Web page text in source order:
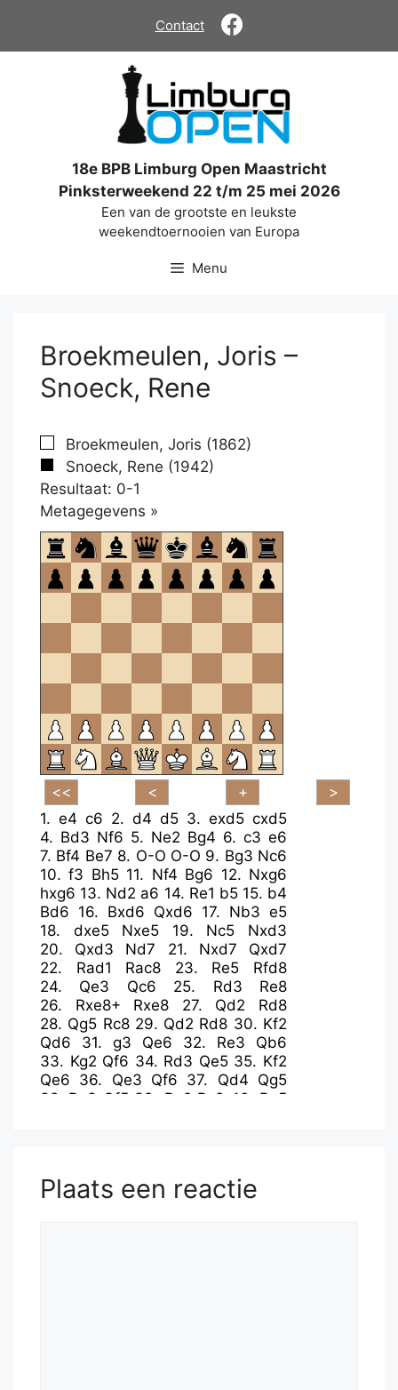
de
Contact
18e BPB Limburg Open Maastricht
Pinksterweekend 22 t/m 25 mei 2026
Een van de grootste en leukste
weekendtoernooien van Europa
Menu
Broekmeulen, Joris –
Snoeck, Rene
Broekmeulen, Joris (1862)
Snoeck, Rene (1942)
Resultaat: 0-1
Metagegevens »
om
te
openen.
1. e4 c6 2. d4 d5 3. exd5 cxd5
4. Bd3 Nf6 5. Ne2 Bg4 6. c3 e6
7. Bf4 Be7 8. O-O O-O 9. Bg3 Nc6
10.f3 Bh5 11. Nf4 Bg6 12. Nxg6
hxg6 13. Nd2 a6 14. Re1 b5 15. b4
Bd6 16. Bxd6 Qxd6 17. Nb3 e5
18. dxe5 Nxe5 19. Nc5
Nxd3
20. Qxd3 Nd7 21. Nxd7
Qxd7
22. Rad1 Rac8 23. Re5
Rfd8
24. Qe3 Qc6 25. Rd3
Re8
26. Rxe8+ Rxe8 27. Qd2
Rd8
28. Qg5 Rc8 29. Qd2 Rd8 30. Kf2
Qd6
31. g3 Qe6 32. Re3
Qb6
33. Kg2 Qf6 34. Rd3 Qe5 35. Kf2
Qe6 36. Qe3 Qf6 37. Qd4 Qg5
38. Re3 Qf5 39. Re2 Rc8 40. Re5
Plaats een reactie